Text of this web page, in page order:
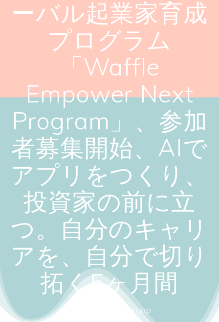
ーバル起業家育成
プログラム
「Waffle
Empower Next
Program」、参加
者募集開始、AIで
アプリをつくり、
投資家の前に立
つ。自分のキャリ
アを、自分で切り
拓く5ヶ月間
Close the gendergap